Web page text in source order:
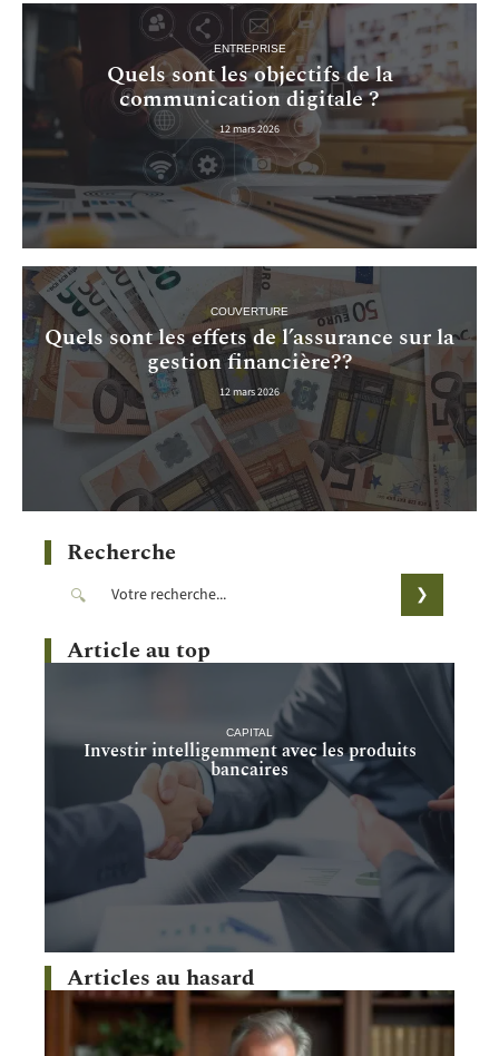
ENTREPRISE
Quels sont les objectifs de la
communication digitale ?
12 mars 2026
COUVERTURE
Quels sont les effets de l’assurance sur la
gestion financière??
12 mars 2026
Recherche
Article au top
CAPITAL
Investir intelligemment avec les produits
bancaires
Articles au hasard